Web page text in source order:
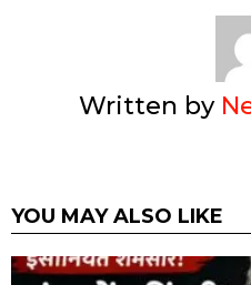
Written by
YOU MAY ALSO LIKE